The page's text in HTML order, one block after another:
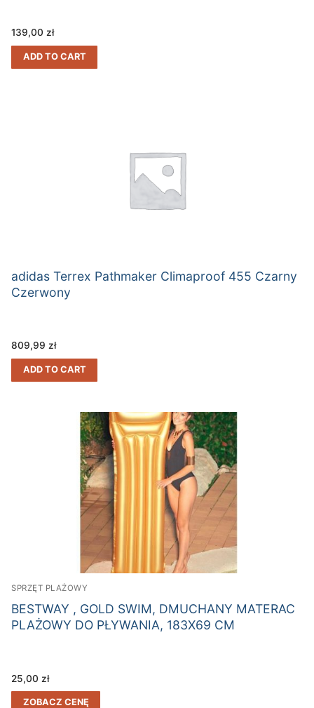
139,00 zł
ADD TO CART
adidas Terrex Pathmaker Climaproof 455 Czarny
Czerwony
809,99 zł
ADD TO CART
SPRZĘT PLAŻOWY
BESTWAY , GOLD SWIM, DMUCHANY MATERAC
PLAŻOWY DO PŁYWANIA, 183X69 CM
25,00 zł
ZOBACZ CENĘ